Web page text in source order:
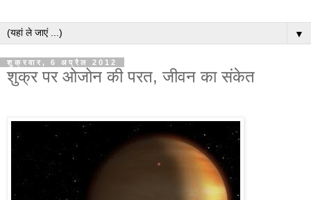
▼
शुक्रवार, 6 अप्रैल 2012
शुक्र पर ओजोन की परत, जीवन का संकेत